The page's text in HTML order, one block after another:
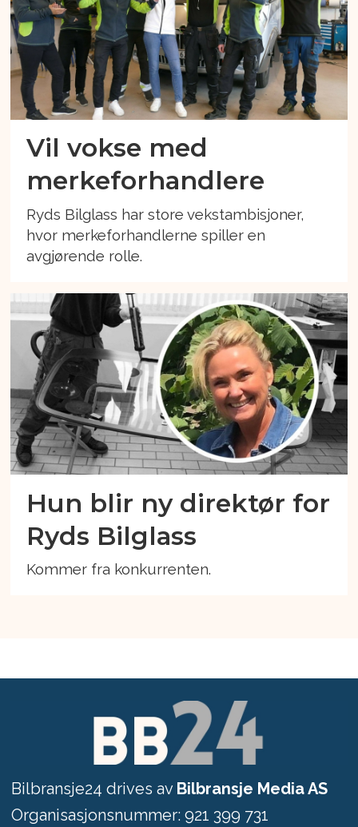
Vil vokse med
merkeforhandlere
Ryds Bilglass har store vekstambisjoner,
hvor merkeforhandlerne spiller en
avgjørende rolle.
Hun blir ny direktør for
Ryds Bilglass
Kommer fra konkurrenten.
Bilbransje24 drives av Bilbransje Media AS
Organisasjonsnummer: 921 399 731